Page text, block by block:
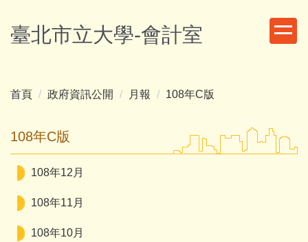
到
主
容
臺北市立大學-會計室
首頁 政府資訊公開 月報 108年C版
108年C版
108年12月
108年11月
108年10月